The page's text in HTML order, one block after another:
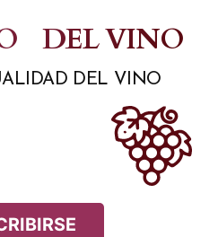
DEL VINO
DEL VINO